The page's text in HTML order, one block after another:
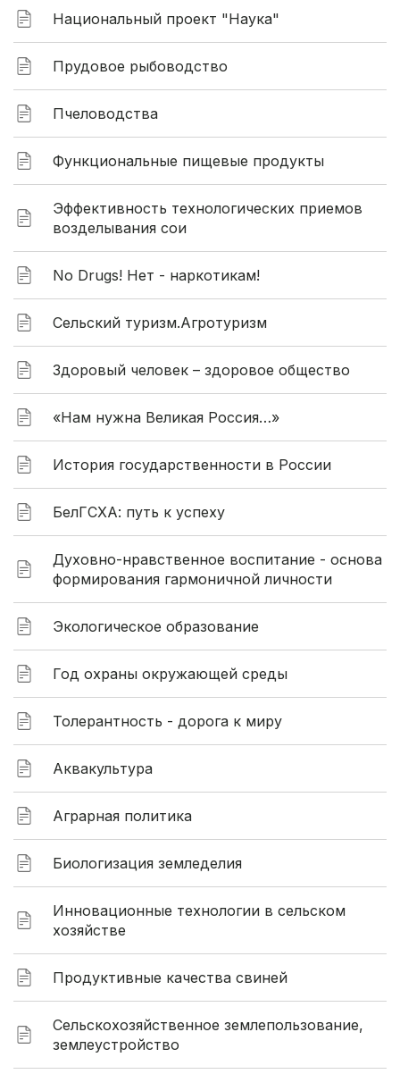
Национальный проект "Наука"
Прудовое рыбоводство
Пчеловодства
Функциональные пищевые продукты
Эффективность технологических приемов
возделывания сои
No Drugs! Нет - наркотикам!
Сельский туризм.Агротуризм
Здоровый человек – здоровое общество
«Нам нужна Великая Россия…»
История государственности в России
БелГСХА: путь к успеху
Духовно-нравственное воспитание - основа
формирования гармоничной личности
Экологическое образование
Год охраны окружающей среды
Толерантность - дорога к миру
Аквакультура
Аграрная политика
Биологизация земледелия
Инновационные технологии в сельском
хозяйстве
Продуктивные качества свиней
Сельскохозяйственное землепользование,
землеустройство